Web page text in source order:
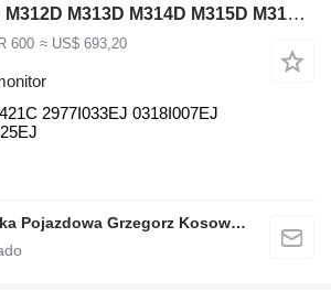
Caterpillar M300D M312D M313D M314D M315D M316D M318D M320D 252-6691_05 monitor para Caterpillar excavadora
600 ≈ US$ 693,20
2977I033EJ 0318I007EJ
Kosowski Elektronika Pojazdowa Grzegorz Kosowski